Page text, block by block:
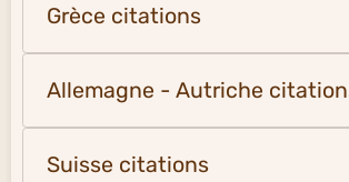
Grèce citations
Allemagne - Autriche
Suisse citations